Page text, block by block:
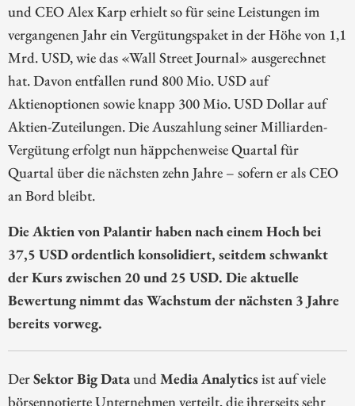
und CEO Alex Karp erhielt so für seine Leistungen im
vergangenen Jahr ein Vergütungspaket in der Höhe von 1,1
Mrd. USD, wie das «Wall Street Journal» ausgerechnet
hat. Davon entfallen rund 800 Mio. USD auf
Aktienoptionen sowie knapp 300 Mio. USD Dollar auf
Aktien-Zuteilungen. Die Auszahlung seiner Milliarden-
Vergütung erfolgt nun häppchenweise Quartal für
Quartal über die nächsten zehn Jahre – sofern er als CEO
an Bord bleibt.
Die Aktien von Palantir haben nach einem Hoch bei
37,5 USD ordentlich konsolidiert, seitdem schwankt
der Kurs zwischen 20 und 25 USD. Die aktuelle
Bewertung nimmt das Wachstum der nächsten 3 Jahre
bereits vorweg.
DerSektor Big DataundMedia Analytics ist auf viele
börsennotierte Unternehmen verteilt, die ihrerseits sehr